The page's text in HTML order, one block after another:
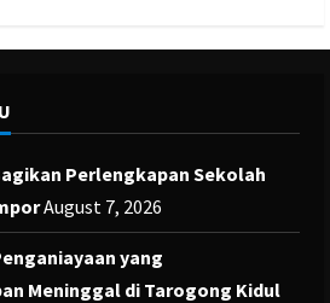
Perlengkapan Sekolah
August 7, 2026
yang
Meninggal di Tarogong Kidul